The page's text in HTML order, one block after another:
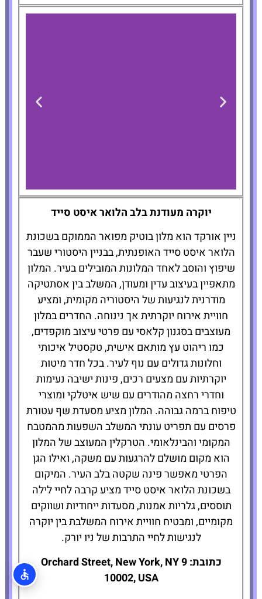
Nine Orchard
להזמנת
המלון לחצו
כאן
יוקרה מעודנת בלב הלואר איסט סייד
ניין אורקד הוא מלון בוטיק מפואר הממוקם בשכונת
הלואר איסט סייד האופנתית, בבניין היסטורי שעבר
שיפוץ והוסב לאחד המלונות המובילים בעיר. המלון
מתאפיין בעיצוב עדין ומעודן, המשלב בין אסתטיקה
מודרנית לנגיעות של היסטוריה מקומית, ומציע
חוויית אירוח יוקרתית אך נינוחה. החדרים במלון
מעוצבים בסגנון קלאסי עם פרטי עיצוב מוקפדים,
כמו ריהוט עץ מותאם אישית, טקסטיל איכותי
וחלונות גדולים עם נוף לעיר. בכל חדר מיטות
יוקרתיות עם מצעים רכים, פינות ישיבה נעימות
וחדרי רחצה מהודרים עם שיש איטלקי ומוצרי
טיפוח ברמה גבוהה. המלון מציע מסעדת שף עטורת
פרסים עם תפריט עונתי המשלב השפעות מהמטבח
המקומי והבינלאומי. הטרקלין המעוצב של המלון
הוא מקום מושלם להרגעות עם משקה, ואילו הגן
הפרטי מאפשר פינה שקטה בלב העיר. המיקום
בשכונת הלואר איסט סייד מציע קרבה לחיי לילה
תוססים, גלריות אמנות, מסעדות ייחודיות ושווקים
מקומיים, ומבטיח חוויית אירוח המשלבת בין יוקרה
לנגישות לחיי התרבות של ניו יורק.
כתובת: 9 Orchard Street, New York, NY
10002, USA